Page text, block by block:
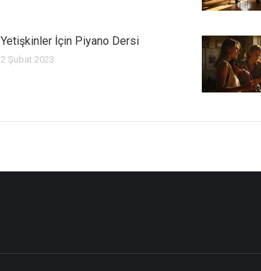
Yetişkinler İçin Piyano Dersi
2 Şubat 2023